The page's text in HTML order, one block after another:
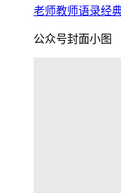
老师教师语录经
公众号封面小图